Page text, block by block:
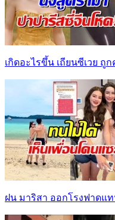
เกิดอะไรขึ้น เถียนซีเวย
ฝน มาริสา ออกโรงฟาดแ